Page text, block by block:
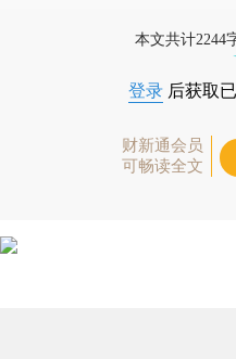
本文共计2244
登录 后获取
财新通会员
可畅读全文